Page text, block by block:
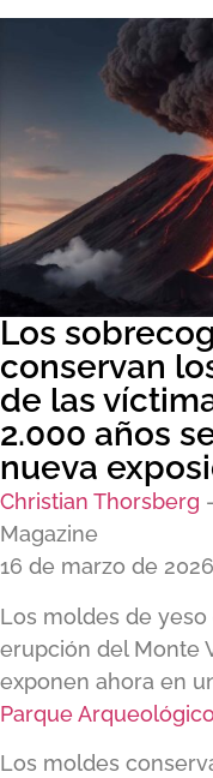
Los
conservan
de las
2.000 años
nueva
Christian Thorsberg
Magazine
16 de marzo de 2026
Los moldes de
erupción del Monte
exponen ahora en
Parque
Los moldes